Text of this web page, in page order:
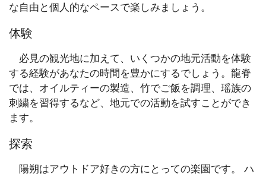
な自由と個人的なペースで楽しみましょう。
体験
必見の観光地に加えて、いくつかの地元活動を体験
する経験があなたの時間を豊かにするでしょう。龍脊
では、オイルティーの製造、竹でご飯を調理、瑶族の
刺繍を習得するなど、地元での活動を試すことができ
ます。
探索
陽朔はアウトドア好きの方にとっての楽園です。 ハ